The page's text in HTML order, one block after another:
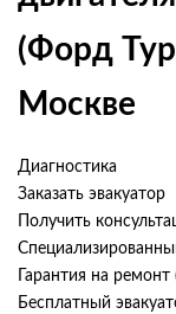
(Форд
Москве
Диагностика
Заказать эвакуатор
Получить
Гарантия на
Бесплатный